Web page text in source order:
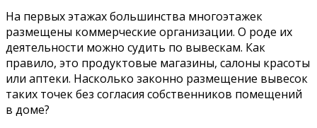
Отправить
На первых этажах большинства многоэтажек
размещены коммерческие организации. О роде их
деятельности можно судить по вывескам. Как
правило, это продуктовые магазины, салоны красоты
или аптеки. Насколько законно размещение вывесок
таких точек без согласия собственников помещений
в доме?